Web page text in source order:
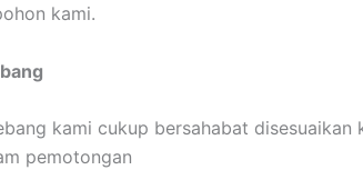
kami.
kami cukup bersahabat
pemotongan